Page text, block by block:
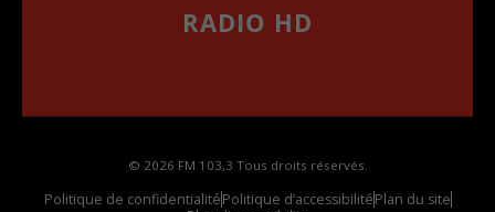
RADIO HD
© 2026 FM 103,3 Tous droits réservés.
Politique de confidentialitéPolitique d’accessibilitéPlan du site